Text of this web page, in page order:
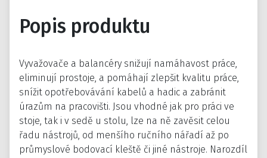
Popis produktu
Vyvažovače a balancéry snižují namáhavost práce,
eliminují prostoje, a pomáhají zlepšit kvalitu práce,
snížit opotřebovávání kabelů a hadic a zabránit
úrazům na pracovišti. Jsou vhodné jak pro práci ve
stoje, tak i v sedě u stolu, lze na ně zavěsit celou
řadu nástrojů, od menšího ručního nářadí až po
průmyslové bodovací kleště či jiné nástroje. Narozdíl